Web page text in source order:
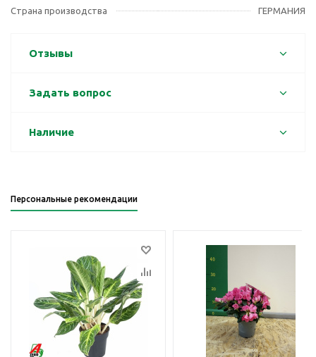
Страна производства
ГЕРМАНИЯ
Отзывы
Задать вопрос
Наличие
Персональные рекомендации